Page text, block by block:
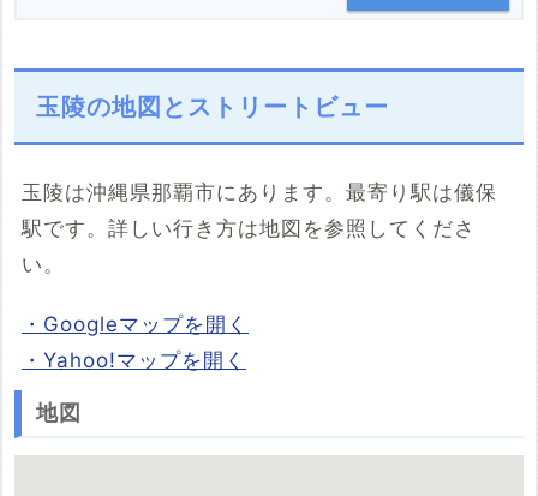
玉陵の地図とストリートビュー
玉陵は沖縄県那覇市にあります。最寄り駅は儀保
駅です。詳しい行き方は地図を参照してくださ
い。
・Googleマップを開く
・Yahoo!マップを開く
地図